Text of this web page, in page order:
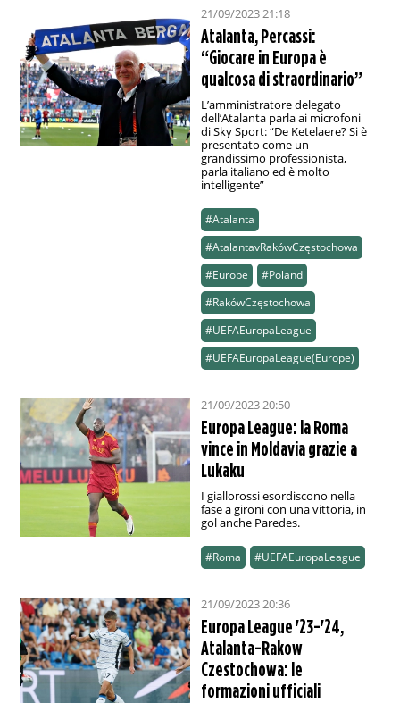
21/09/2023 21:18
Atalanta, Percassi:
“Giocare in Europa è
qualcosa di straordinario”
L’amministratore delegato
dell’Atalanta parla ai microfoni
di Sky Sport: “De Ketelaere? Si è
presentato come un
grandissimo professionista,
parla italiano ed è molto
intelligente”
#Atalanta
#AtalantavRakówCzęstochowa
#Europe
#Poland
#RakówCzęstochowa
#UEFAEuropaLeague
#UEFAEuropaLeague(Europe)
21/09/2023 20:50
Europa League: la Roma
vince in Moldavia grazie a
Lukaku
I giallorossi esordiscono nella
fase a gironi con una vittoria, in
gol anche Paredes.
#Roma #UEFAEuropaLeague
21/09/2023 20:36
Europa League '23-'24,
Atalanta-Rakow
Czestochowa: le
formazioni ufficiali